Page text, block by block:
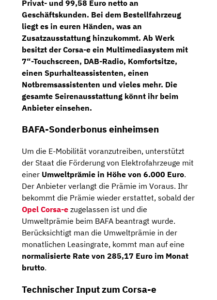
Privat- und 99,58 Euro netto an
Geschäftskunden. Bei dem Bestellfahrzeug
liegt es in euren Händen, was an
Zusatzausstattung hinzukommt. Ab Werk
besitzt der Corsa-e ein Multimediasystem mit
7“-Touchscreen, DAB-Radio, Komfortsitze,
einen Spurhalteassistenten, einen
Notbremsassistenten und vieles mehr. Die
gesamte Seirenausstattung könnt ihr beim
Anbieter einsehen.
BAFA-Sonderbonus einheimsen
Um die E-Mobilität voranzutreiben, unterstützt
der Staat die Förderung von Elektrofahrzeuge mit
einer Umweltprämie in Höhe von 6.000 Euro.
Der Anbieter verlangt die Prämie im Voraus. Ihr
bekommt die Prämie wieder erstattet, sobald der
Opel Corsa-e zugelassen ist und die
Umweltprämie beim BAFA beantragt wurde.
Berücksichtigt man die Umweltprämie in der
monatlichen Leasingrate, kommt man auf eine
normalisierte Rate von 285,17 Euro im Monat
brutto.
Technischer Input zum Corsa-e